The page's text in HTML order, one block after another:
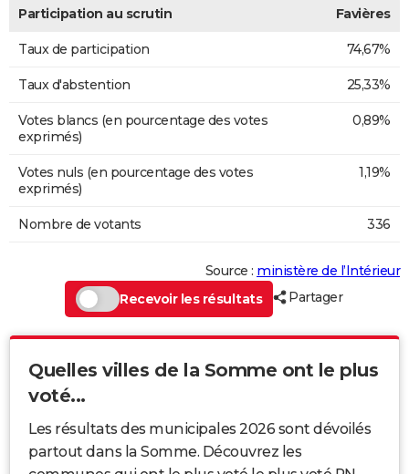
Participation au scrutin Favières
Taux de participation 74,67%
Taux d'abstention 25,33%
Votes blancs (en pourcentage des votes
exprimés)
0,89%
Votes nuls (en pourcentage des votes
exprimés)
1,19%
Nombre de votants 336
Source : ministère de l’Intérieur
Recevoir les résultats
Partager
Quelles villes de la Somme ont le plus
voté...
Les résultats des municipales 2026 sont dévoilés
partout dans la Somme. Découvrez les